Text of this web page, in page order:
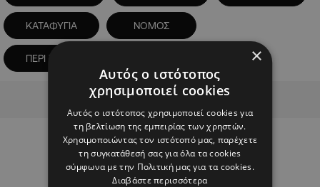
ΚΑΤΑΦΥΓΙΑ ΝΟΜΟΣ
ΠΕΡΙ ΣΚΥΛΩΝ ΝΟΜΟΣ
Advertisement
×
Αυτός ο ιστότοπος
χρησιμοποιεί cookies
Αυτός ο ιστότοπος χρησιμοποιεί cookies για
τη βελτίωση της εμπειρίας των χρηστών.
Χρησιμοποιώντας τον ιστότοπό μας, παρέχετε
τη συγκατάθεσή σας για όλα τα cookies
σύμφωνα με την Πολιτική μας για τα cookies.
Διαβάστε περισσότερα